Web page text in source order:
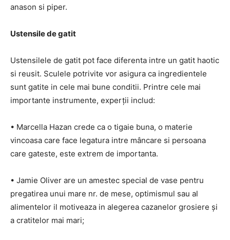
anason si piper.
Ustensile de gatit
Ustensilele de gatit pot face diferenta intre un gatit haotic
si reusit. Sculele potrivite vor asigura ca ingredientele
sunt gatite in cele mai bune conditii. Printre cele mai
importante instrumente, experții includ:
• Marcella Hazan crede ca o tigaie buna, o materie
vincoasa care face legatura intre mâncare si persoana
care gateste, este extrem de importanta.
• Jamie Oliver are un amestec special de vase pentru
pregatirea unui mare nr. de mese, optimismul sau al
alimentelor il motiveaza in alegerea cazanelor grosiere și
a cratitelor mai mari;